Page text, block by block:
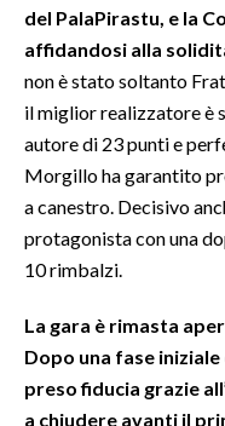
#CARAUNIONE
3 MINUTI CON
ABBONATI
NECROLOGI
PUBBLICITÀ
del PalaPirastu, e la
affidandosi alla
non è stato soltanto
il miglior realizzatore è
autore di 23 punti e
Morgillo ha garantito
a canestro. Decisivo
protagonista con una
10 rimbalzi.
La gara è rimasta
Dopo una fase
preso fiducia grazie
a chiudere avanti il